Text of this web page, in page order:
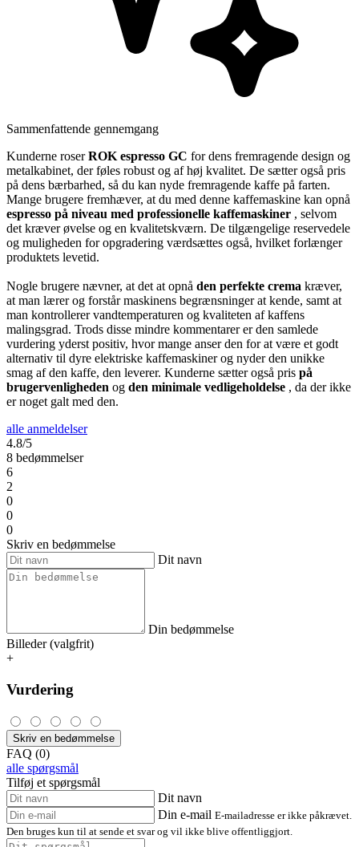
Sammenfattende gennemgang
Kunderne roserROK espresso GC for dens fremragende design og
metalkabinet, der føles robust og af høj kvalitet. De sætter også pris
på dens bærbarhed, så du kan nyde fremragende kaffe på farten.
Mange brugere fremhæver, at du med denne kaffemaskine kan opnå
espresso på niveau med professionelle kaffemaskiner , selvom
det kræver øvelse og en kvalitetskværn. De tilgængelige reservedele
og muligheden for opgradering værdsættes også, hvilket forlænger
produktets levetid.
Nogle brugere nævner, at det at opnå den perfekte crema kræver,
at man lærer og forstår maskinens begrænsninger at kende, samt at
man kontrollerer vandtemperaturen og kvaliteten af kaffens
malingsgrad. Trods disse mindre kommentarer er den samlede
vurdering yderst positiv, hvor mange anser den for at være et godt
alternativ til dyre elektriske kaffemaskiner og nyder den unikke
smag af den kaffe, den leverer. Kunderne sætter også pris på
brugervenligheden og den minimale vedligeholdelse , da der ikke
er noget galt med den.
alle anmeldelser
4.8/5
8 bedømmelser
6
2
0
0
0
Skriv en bedømmelse
Dit navn
Din bedømmelse
Billeder (valgfrit)
+
Vurdering
Skriv en bedømmelse
FAQ (0)
alle spørgsmål
Tilføj et spørgsmål
Dit navn
Din e-mail E-mailadresse er ikke påkrævet.
Den bruges kun til at sende et svar og vil ikke blive offentliggjort.